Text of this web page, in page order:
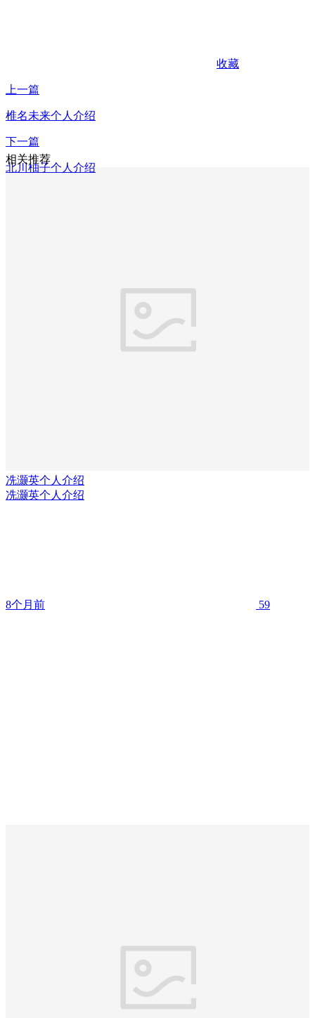
收藏
上一篇
椎名未来个人介绍
下一篇
北川柚子个人介绍
相关推荐
冼灏英个人介绍
冼灏英个人介绍
8个月前 59